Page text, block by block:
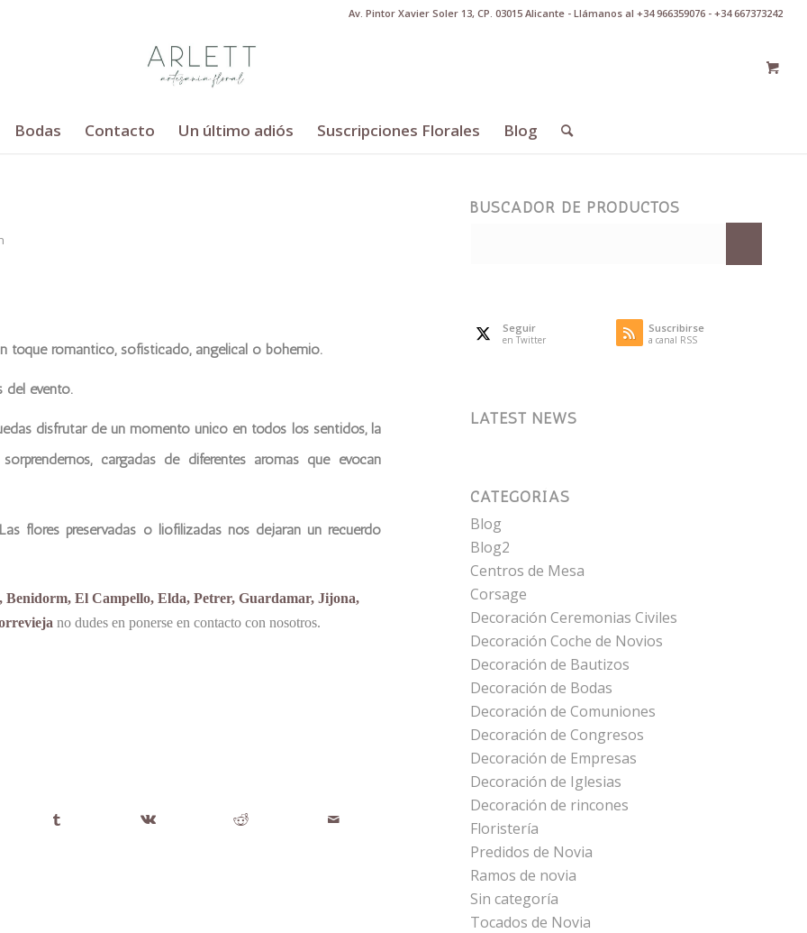
Av. Pintor Xavier Soler 13, CP. 03015 Alicante - Llámanos al +34 966359076 - +34 667373242
Bodas Contacto Un último adiós Suscripciones Florales Blog
toque romántico, sofisticado, angelical o bohemio.
del evento.
disfrutar de un momento único en todos los sentidos, la
cargadas de diferentes aromas que evocan
flores preservadas o liofilizadas nos dejaran un recuerdo
Benidorm, El Campello, Elda, Petrer, Guardamar, Jijona,
no dudes en ponerse en contacto con nosotros.
BUSCADOR DE PRODUCTOS
Seguir
en Twitter
Suscribirse
a canal RSS
LATEST NEWS
CATEGORÍAS
Blog
Blog2
Centros de Mesa
Corsage
Decoración Ceremonias Civiles
Decoración Coche de Novios
Decoración de Bautizos
Decoración de Bodas
Decoración de Comuniones
Decoración de Congresos
Decoración de Empresas
Decoración de Iglesias
Decoración de rincones
Floristería
Predidos de Novia
Ramos de novia
Sin categoría
Tocados de Novia